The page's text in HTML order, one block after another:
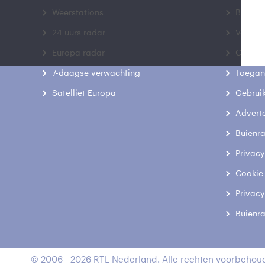
Weerstations
24 uurs radar
Europa radar
7-daagse verwachting
Satelliet Europa
Contact
© 2006 - 2026 RTL Nederland. Alle rechten